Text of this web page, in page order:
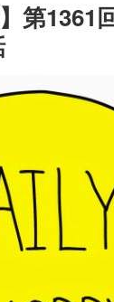
第